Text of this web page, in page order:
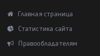
Главная страница
Статистика сайта
Правообладателям